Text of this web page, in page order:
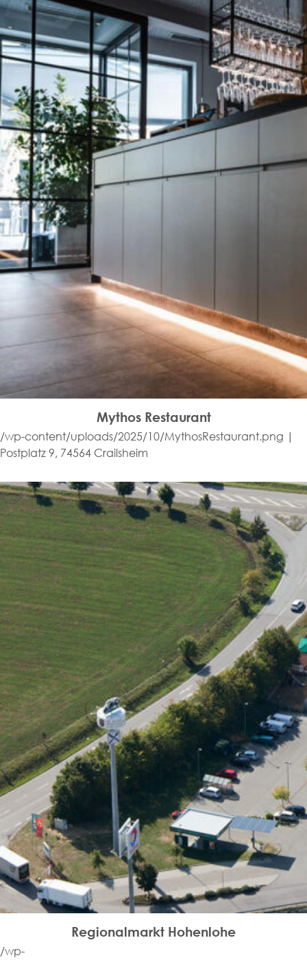
Mythos Restaurant
/wp-content/uploads/2025/10/MythosRestaurant.png |
Postplatz 9, 74564 Crailsheim
Regionalmarkt Hohenlohe
/wp-